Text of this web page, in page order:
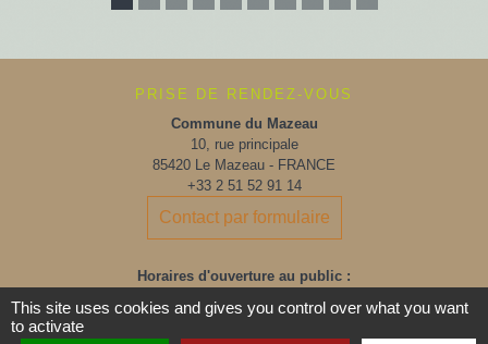
PRISE DE RENDEZ-VOUS
Commune du Mazeau
10, rue principale
85420 Le Mazeau - FRANCE
+33 2 51 52 91 14
Contact par formulaire
Horaires d'ouverture au public :
Lundi, Mardi, Jeudi, Vendredi > 14h - 17h30
This site uses cookies and gives you control over what you want
to activate